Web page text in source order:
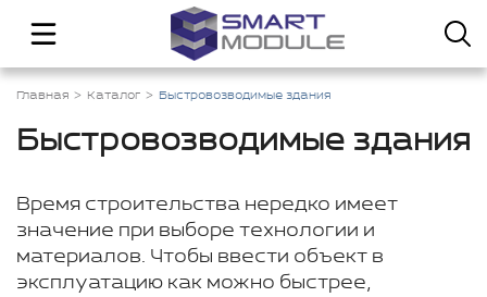
Главная Каталог Быстровозводимые здания
Быстровозводимые здания
Время строительства нередко имеет
значение при выборе технологии и
материалов. Чтобы ввести объект в
эксплуатацию как можно быстрее,